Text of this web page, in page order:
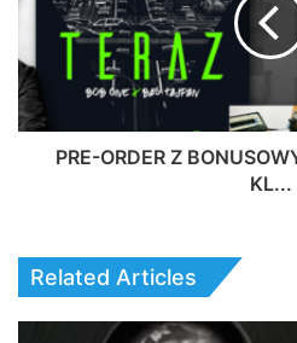
PRE-ORDER Z
KL...
Related Articles